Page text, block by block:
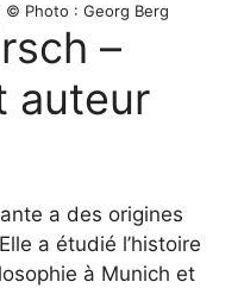
© Photo : Georg Berg
–
auteur
a des origines
a étudié l’histoire
à Munich et